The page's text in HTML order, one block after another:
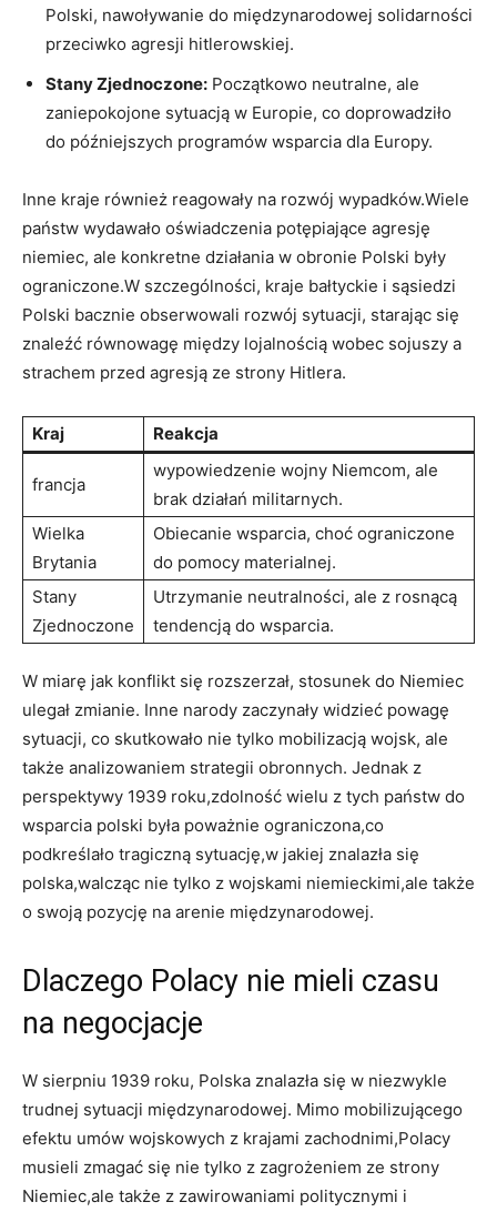
Polski,⁤ nawoływanie do międzynarodowej ​solidarności
przeciwko agresji ​hitlerowskiej.
Stany ‍Zjednoczone: Początkowo neutralne, ale
zaniepokojone sytuacją ⁢w Europie, co doprowadziło
do późniejszych programów ‌wsparcia ⁤dla Europy.
Inne kraje również‍ reagowały na rozwój wypadków.Wiele
państw wydawało oświadczenia potępiające agresję
niemiec, ale konkretne ⁣działania w obronie Polski były
ograniczone.W szczególności, kraje bałtyckie i sąsiedzi‍
Polski bacznie obserwowali rozwój sytuacji,⁢ starając się
znaleźć równowagę między ‍lojalnością wobec sojuszy a
strachem przed agresją ze strony Hitlera.
Kraj Reakcja
francja
wypowiedzenie wojny ⁣Niemcom, ale
brak działań militarnych.
Wielka⁢
Brytania
Obiecanie wsparcia, choć ograniczone⁤
do pomocy materialnej.
Stany
Zjednoczone
Utrzymanie neutralności, ale‍ z rosnącą
tendencją do wsparcia.
W ‌miarę jak konflikt się rozszerzał, stosunek ⁣do Niemiec
ulegał zmianie. Inne narody zaczynały widzieć powagę
sytuacji,⁤ co⁢ skutkowało nie tylko mobilizacją wojsk, ale
także analizowaniem strategii obronnych. Jednak z
perspektywy⁤ 1939 ⁤roku,zdolność wielu z tych państw do
‍wsparcia polski była poważnie‌ ograniczona,co
⁤podkreślało tragiczną sytuację,w jakiej⁢ znalazła się
polska,walcząc nie ‍tylko⁣ z wojskami ⁣niemieckimi,ale także
o swoją pozycję na arenie ⁣międzynarodowej.
Dlaczego Polacy ​nie mieli ‍czasu
na negocjacje
W sierpniu 1939 ‌roku, ‍Polska znalazła się w niezwykle
trudnej​ sytuacji międzynarodowej. Mimo mobilizującego
efektu umów wojskowych z krajami zachodnimi,Polacy
musieli zmagać⁤ się nie ⁤tylko z zagrożeniem ⁤ze strony⁣
Niemiec,ale także z zawirowaniami politycznymi i